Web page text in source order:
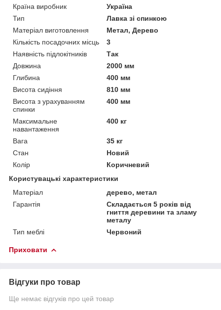
Країна виробник
Україна
Тип
Лавка зі спинкою
Матеріал виготовлення
Метал, Дерево
Кількість посадочних місць
3
Наявність підлокітників
Так
Довжина
2000 мм
Глибина
400 мм
Висота сидіння
810 мм
Висота з урахуванням
спинки
400 мм
Максимальне
навантаження
400 кг
Вага
35 кг
Стан
Новий
Колір
Коричневий
Користувацькі характеристики
Матеріал
дерево, метал
Гарантія
Складається 5 років від
гниття деревини та зламу
металу
Тип меблі
Червоний
Приховати
Відгуки про товар
Ще немає відгуків про цей товар